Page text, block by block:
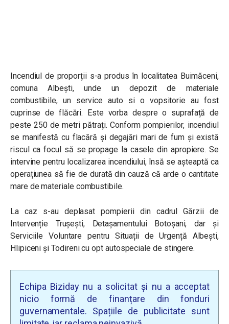
Incendiul de proporții s-a produs în localitatea Buimăceni,
comuna Albești, unde un depozit de materiale
combustibile, un service auto si o vopsitorie au fost
cuprinse de flăcări. Este vorba despre o suprafață de
peste 250 de metri pătrați. Conform pompierilor, incendiul
se manifestă cu flacără și degajări mari de fum și există
riscul ca focul să se propage la casele din apropiere. Se
intervine pentru localizarea incendiului, însă se așteaptă ca
operațiunea să fie de durată din cauză că arde o cantitate
mare de materiale combustibile.
La caz s-au deplasat pompierii din cadrul Gărzii de
Intervenție Trușești, Detașamentului Botoșani, dar și
Serviciile Voluntare pentru Situații de Urgență Albești,
Hlipiceni și Todireni cu opt autospeciale de stingere.
Echipa Biziday nu a solicitat și nu a acceptat
nicio formă de finanțare din fonduri
guvernamentale. Spațiile de publicitate sunt